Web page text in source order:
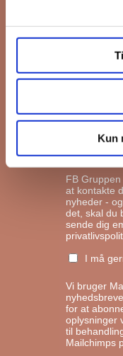
Kun
FB
at kontakte
nyheder -
det, skal du
sende dig
I må
Vi bruger
for at
oplysninger
til
Mailchimps